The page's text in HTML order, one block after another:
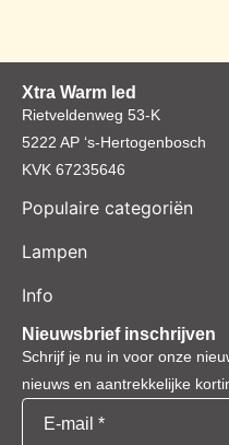
Xtra Warm led
Rietveldenweg 53-K
5222 AP ‘s-Hertogenbosch
KVK 67235646
Populaire categoriën
Lampen
Info
Nieuwsbrief inschrijven
Schrijf je nu in voor onze
nieuws en aantrekkelijke